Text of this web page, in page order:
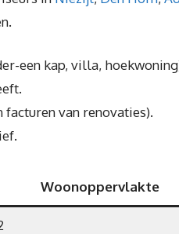
een kap, villa,
van renovaties).
Woonoppervlakte